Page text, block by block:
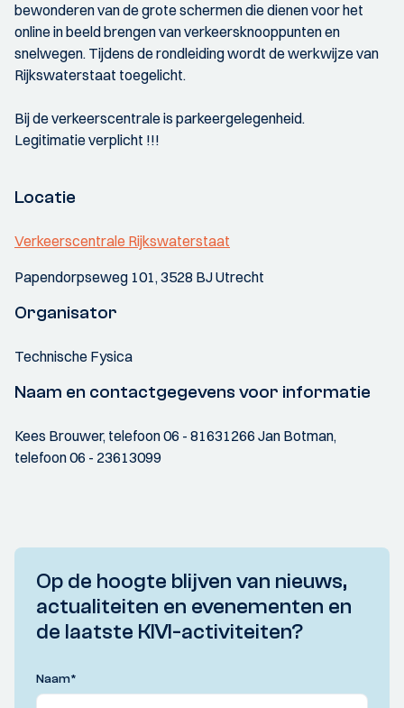
bewonderen van de grote schermen die dienen voor het
online in beeld brengen van verkeersknooppunten en
snelwegen. Tijdens de rondleiding wordt de werkwijze van
Rijkswaterstaat toegelicht.
Bij de verkeerscentrale is parkeergelegenheid.
Legitimatie verplicht !!!
Locatie
Verkeerscentrale Rijkswaterstaat
Papendorpseweg 101, 3528 BJ Utrecht
Organisator
Technische Fysica
Naam en contactgegevens voor informatie
Kees Brouwer, telefoon 06 - 81631266 Jan Botman,
telefoon 06 - 23613099
Op de hoogte blijven van nieuws,
actualiteiten en evenementen en
de laatste KIVI-activiteiten?
Naam*